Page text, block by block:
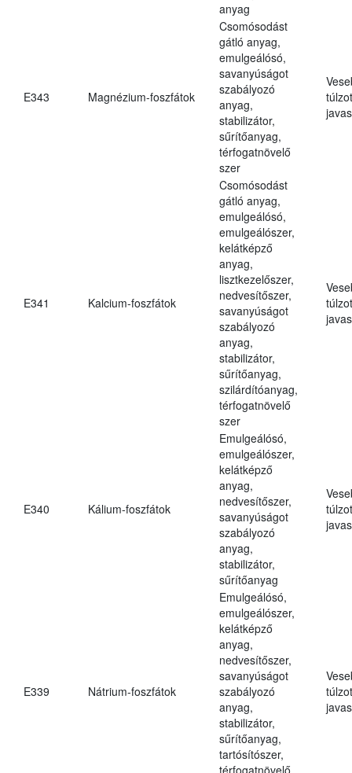
anyag
E343 Magnézium-foszfátok
Csomósodást
gátló anyag,
emulgeálósó,
savanyúságot
szabályozó
anyag,
stabilizátor,
sűrítőanyag,
térfogatnövelő
szer
E341 Kalcium-foszfátok
Csomósodást
gátló anyag,
emulgeálósó,
emulgeálószer,
kelátképző
anyag,
lisztkezelőszer,
nedvesítőszer,
savanyúságot
szabályozó
anyag,
stabilizátor,
sűrítőanyag,
szilárdítóanyag,
térfogatnövelő
szer
E340 Kálium-foszfátok
Emulgeálósó,
emulgeálószer,
kelátképző
anyag,
nedvesítőszer,
savanyúságot
szabályozó
anyag,
stabilizátor,
sűrítőanyag
E339 Nátrium-foszfátok
Emulgeálósó,
emulgeálószer,
kelátképző
anyag,
nedvesítőszer,
savanyúságot
szabályozó
anyag,
stabilizátor,
sűrítőanyag,
tartósítószer,
térfogatnövelő